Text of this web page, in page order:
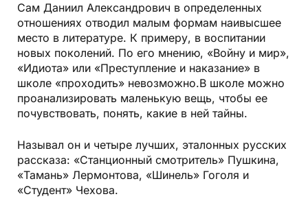
Сам Даниил Александрович в определенных
отношениях отводил малым формам наивысшее
место в литературе. К примеру, в воспитании
новых поколений. По его мнению, «Войну и мир»,
«Идиота» или «Преступление и наказание» в
школе «проходить» невозможно.В школе можно
проанализировать маленькую вещь, чтобы ее
почувствовать, понять, какие в ней тайны.
Называл он и четыре лучших, эталонных русских
рассказа: «Станционный смотритель» Пушкина,
«Тамань» Лермонтова, «Шинель» Гоголя и
«Студент» Чехова.